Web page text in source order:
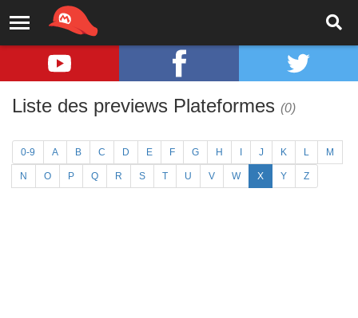
Liste des previews Plateformes (0)
0-9 A B C D E F G H J K L M
N O P Q R S T U V W X Y Z